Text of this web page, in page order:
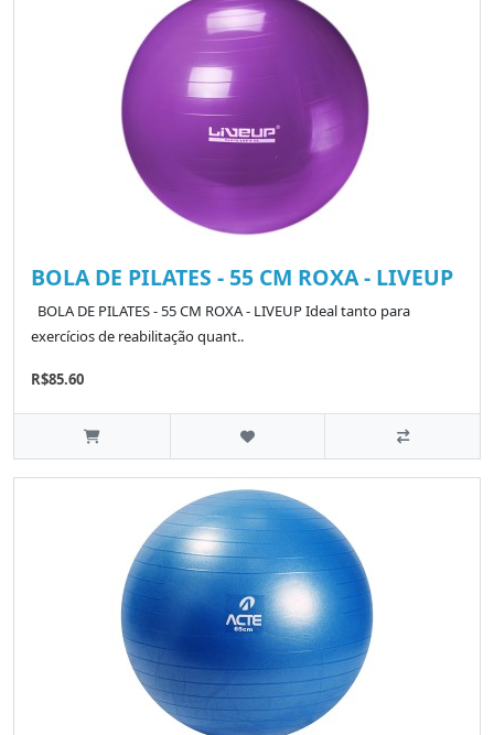
BOLA DE PILATES - 55 CM ROXA - LIVEUP
BOLA DE PILATES - 55 CM ROXA - LIVEUP Ideal tanto para
exercícios de reabilitação quant..
R$85.60